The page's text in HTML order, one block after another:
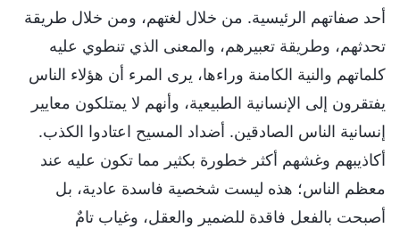
أحد صفاتهم الرئيسية. من خلال لغتهم، ومن خلال طريقة
تحدثهم، وطريقة تعبيرهم، والمعنى الذي تنطوي عليه
كلماتهم والنية الكامنة وراءها، يرى المرء أن هؤلاء الناس
يفتقرون إلى الإنسانية الطبيعية، وأنهم لا يمتلكون معايير
إنسانية الناس الصادقين. أضداد المسيح اعتادوا الكذب.
أكاذيبهم وغشهم أكثر خطورة بكثير مما تكون عليه عند
معظم الناس؛ هذه ليست شخصية فاسدة عادية، بل
أصبحت بالفعل فاقدة للضمير والعقل، وغياب تامٌ